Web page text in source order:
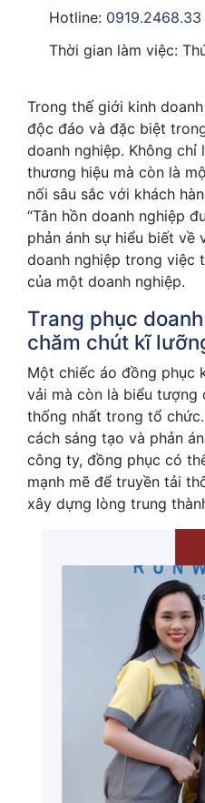
Hotline: 0919.2468.33
Thời gian làm việc:
Trong thế giới kinh
độc đáo và đặc biệt
doanh nghiệp. Không chỉ
thương hiệu mà còn là
nối sâu sắc với khách
“Tân hồn doanh nghiệp
phản ánh sự hiểu biết về
doanh nghiệp trong việc
của một doanh nghiệp.
Trang phục
chăm chút kĩ
Một chiếc áo đồng phục
vải mà còn là biểu tượng
thống nhất trong tổ
cách sáng tạo và phản
công ty, đồng phục có
mạnh mẽ để truyền tải
xây dựng lòng trung